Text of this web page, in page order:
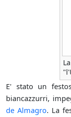
E' stato un
biancazzurri,
de Almagro. La